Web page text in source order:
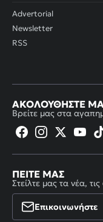
Advertorial
Newsletter
RSS
ΑΚΟΛΟΥΘΉΣΤΕ
Βρείτε μας στα
ΠΕΊΤΕ ΜΑΣ
Στείλτε μας τα νέα,
Επικοινωνήστε